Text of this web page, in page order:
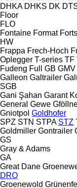
DHKA DHKS DK
Floor
FLO
Fontaine Format
HW
Frappa Frech-Hoch
Oplegger T-series TF
Fudeng Full GB GMV
Galleon Galtrailer
SGB
Gani Şahan Garant
General Gewe
Gniotpol Goldhofer
SPZ STN STPA STZ
Goldmiller Gontrailer
GS
Gray & Adams
GA
Great Dane
DRO
Groenewold